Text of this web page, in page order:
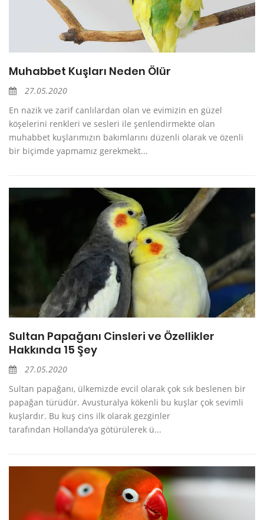
Muhabbet Kuşları Neden Ölür
27.05.2020
En nazik ve zarif canlılardan olan ve evimizin en güzel
köşelerini renkleri ve sesleri ile şenlendirmekte olan
muhabbet kuşlarımızın bakımlarını düzenli olarak ve özenli
bir biçimde yapmamız gerekmekt...
Sultan Papağanı Cinsleri ve Özellikler
Hakkında 15 Şey
27.05.2020
Sultan papağanı, ülkemizde evcil olarak çok sık beslenen bir
papağan türüdür. Avusturalya kökenli bu kuşlar çok sevimli
kuşlardır. Bu kuş cins ilk olarak gezginler
tarafından Hollanda’ya götürülerek ü...